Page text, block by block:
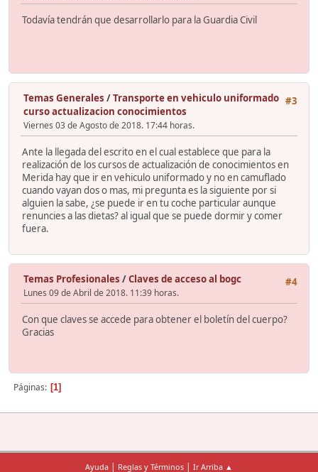
Todavía tendrán que desarrollarlo para la Guardia Civil
#3
Temas Generales /Transporte en vehiculo uniformado
curso actualizacion conocimientos
Viernes 03 de Agosto de 2018. 17:44 horas.
Ante la llegada del escrito en el cual establece que para la
realización de los cursos de actualización de conocimientos en
Merida hay que ir en vehiculo uniformado y no en camuflado
cuando vayan dos o mas, mi pregunta es la siguiente por si
alguien la sabe, ¿se puede ir en tu coche particular aunque
renuncies a las dietas? al igual que se puede dormir y comer
fuera.
#4
Temas Profesionales /Claves de acceso al bogc
Lunes 09 de Abril de 2018. 11:39 horas.
Con que claves se accede para obtener el boletín del cuerpo?
Gracias
Páginas 1
Ayuda | Reglas y Términos | Ir Arriba ▲